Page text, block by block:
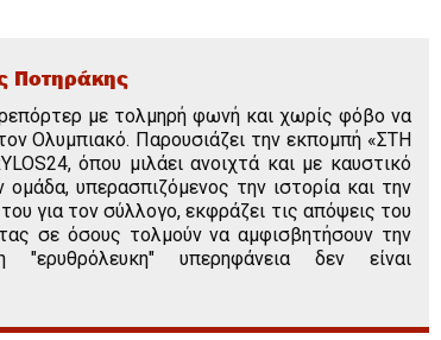
Ποτηράκης
ρεπόρτερ με τολμηρή φωνή και χωρίς φόβο να
Ολυμπιακό. Παρουσιάζει την εκπομπή «ΣΤΗ
όπου μιλάει ανοιχτά και με καυστικό
υπερασπιζόμενος την ιστορία και την
για τον σύλλογο, εκφράζει τις απόψεις του
σε όσους τολμούν να αμφισβητήσουν την
υπερηφάνεια δεν είναι